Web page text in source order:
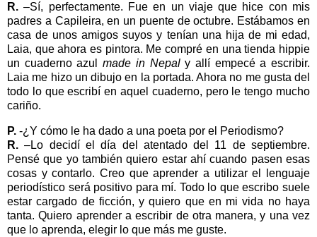
R. –Sí, perfectamente. Fue en un viaje que hice con mis
padres a Capileira, en un puente de octubre. Estábamos en
casa de unos amigos suyos y tenían una hija de mi edad,
Laia, que ahora es pintora. Me compré en una tienda hippie
un cuaderno azulmade in Nepaly allí empecé a escribir.
Laia me hizo un dibujo en la portada. Ahora no me gusta del
todo lo que escribí en aquel cuaderno, pero le tengo mucho
cariño.
P. -¿Y cómo le ha dado a una poeta por el Periodismo?
R. –Lo decidí el día del atentado del 11 de septiembre.
Pensé que yo también quiero estar ahí cuando pasen esas
cosas y contarlo. Creo que aprender a utilizar el lenguaje
periodístico será positivo para mí. Todo lo que escribo suele
estar cargado de ficción, y quiero que en mi vida no haya
tanta. Quiero aprender a escribir de otra manera, y una vez
que lo aprenda, elegir lo que más me guste.